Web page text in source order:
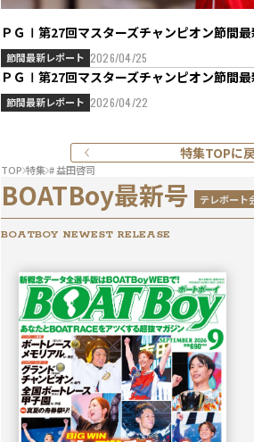
ＰＧⅠ第27回マスターズチャンピオン節間最
節間最新レポート 2026/04/25
ＰＧⅠ第27回マスターズチャンピオン節間最
節間最新レポート 2026/04/22
特集TOPに
TOP 特集 # 益田啓司
BOATBoy最新号 テレボート
BOATBOY NEWEST RELEASE
2026年
9月号